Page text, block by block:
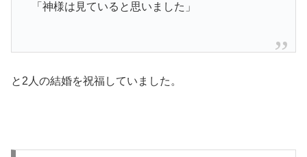
「神様は見ていると思いました」
と2人の結婚を祝福していました。